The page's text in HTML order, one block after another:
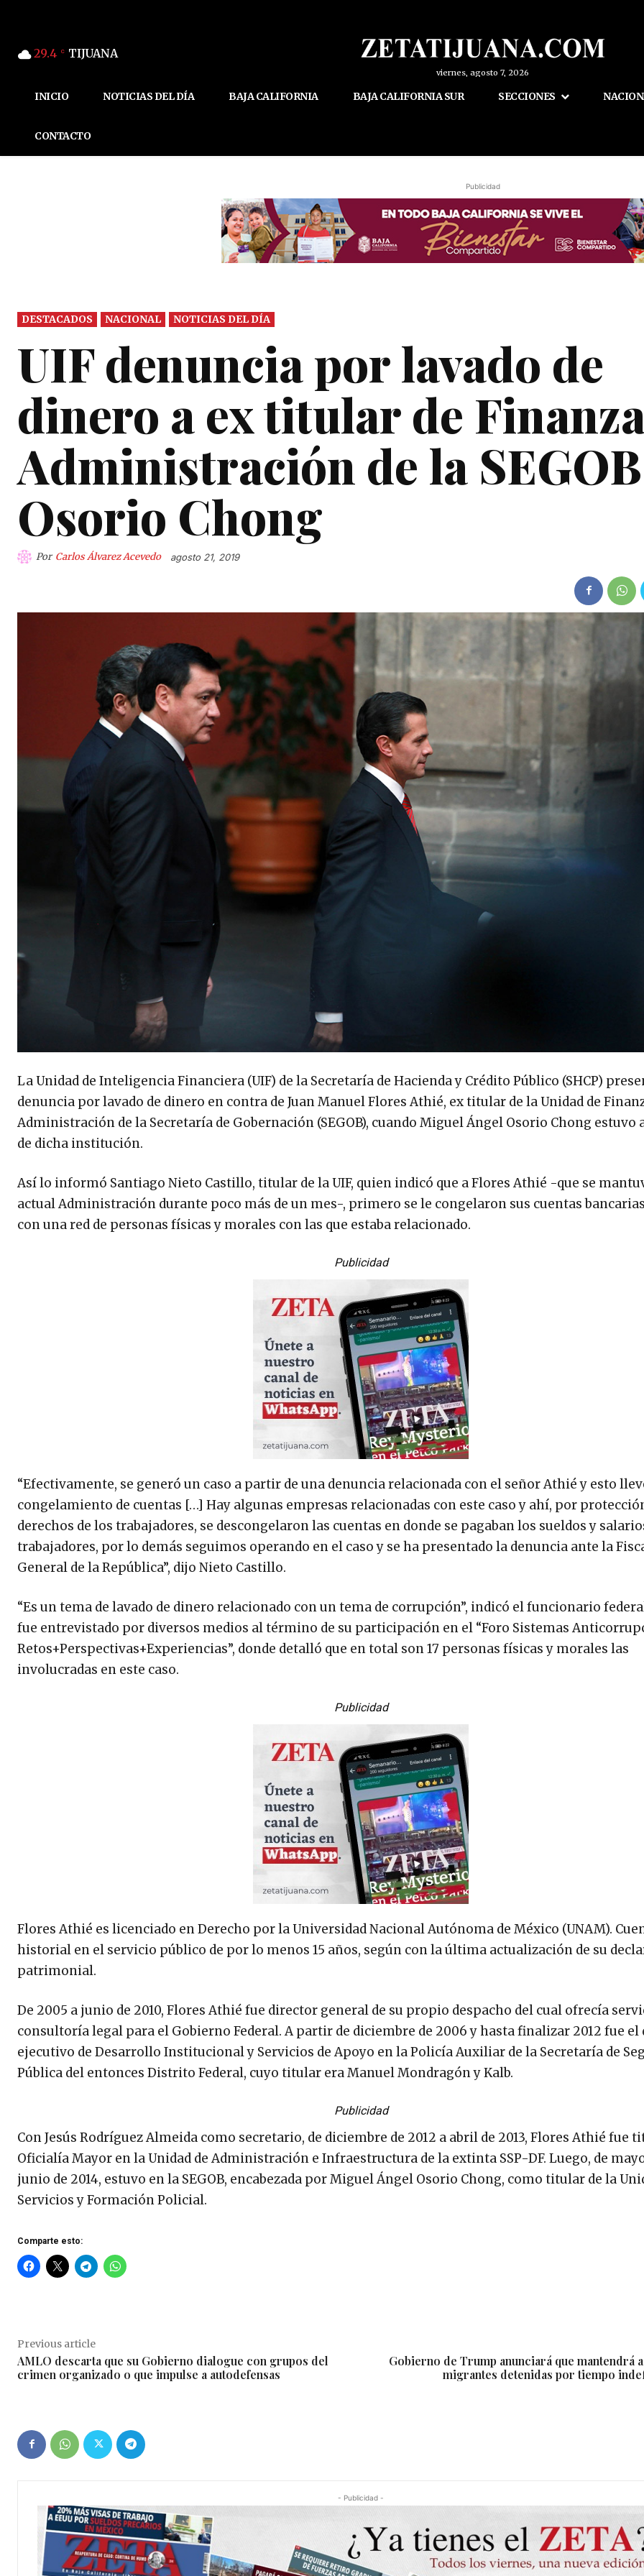
29.4 C TIJUANA
viernes, agosto 7, 2026
INICIO NOTICIAS DEL DÍA BAJA CALIFORNIA BAJA CALIFORNIA SUR SECCIONES
CONTACTO
Publicidad
DESTACADOS NACIONAL NOTICIAS DEL DÍA
UIF denuncia por lavado de
dinero a ex titular de
Administración de la
Osorio Chong
Por Carlos Álvarez Acevedo agosto 21, 2019
La Unidad de Inteligencia Financiera (UIF) de la Secretaría de Hacienda y Crédito Público (SHCP)
denuncia por lavado de dinero en contra de Juan Manuel Flores Athié, ex titular de la Unidad de
Administración de la Secretaría de Gobernación (SEGOB), cuando Miguel Ángel Osorio Chong estuvo
de dicha institución.
Así lo informó Santiago Nieto Castillo, titular de la UIF, quien indicó que a Flores Athié -que se
actual Administración durante poco más de un mes-, primero se le congelaron sus cuentas
con una red de personas físicas y morales con las que estaba relacionado.
Publicidad
“Efectivamente, se generó un caso a partir de una denuncia relacionada con el señor Athié y esto
congelamiento de cuentas […] Hay algunas empresas relacionadas con este caso y ahí, por
derechos de los trabajadores, se descongelaron las cuentas en donde se pagaban los sueldos y
trabajadores, por lo demás seguimos operando en el caso y se ha presentado la denuncia ante la
General de la República”, dijo Nieto Castillo.
“Es un tema de lavado de dinero relacionado con un tema de corrupción”, indicó el funcionario
fue entrevistado por diversos medios al término de su participación en el “Foro Sistemas
Retos+Perspectivas+Experiencias”, donde detalló que en total son 17 personas físicas y morales las
involucradas en este caso.
Publicidad
Flores Athié es licenciado en Derecho por la Universidad Nacional Autónoma de México (UNAM).
historial en el servicio público de por lo menos 15 años, según con la última actualización de su
patrimonial.
De 2005 a junio de 2010, Flores Athié fue director general de su propio despacho del cual ofrecía
consultoría legal para el Gobierno Federal. A partir de diciembre de 2006 y hasta finalizar 2012 fue
ejecutivo de Desarrollo Institucional y Servicios de Apoyo en la Policía Auxiliar de la Secretaría de
Pública del entonces Distrito Federal, cuyo titular era Manuel Mondragón y Kalb.
Publicidad
Con Jesús Rodríguez Almeida como secretario, de diciembre de 2012 a abril de 2013, Flores Athié fue
Oficialía Mayor en la Unidad de Administración e Infraestructura de la extinta SSP-DF. Luego, de mayo
junio de 2014, estuvo en la SEGOB, encabezada por Miguel Ángel Osorio Chong, como titular de la
Servicios y Formación Policial.
Comparte esto:
Previous article
AMLO descarta que su Gobierno dialogue con grupos del
crimen organizado o que impulse a autodefensas
Gobierno de Trump anunciará que mantendrá
migrantes detenidas por tiempo
- Publicidad -